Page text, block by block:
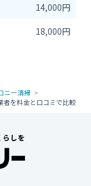
14,000円
18,000円
ニー清掃
者を料金と口コミで比較